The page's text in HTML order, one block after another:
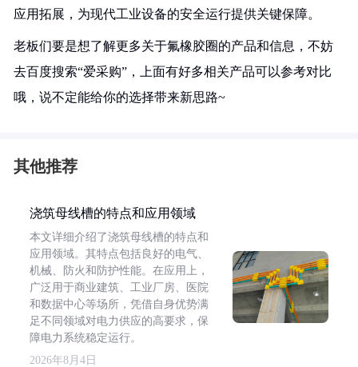
应用拓展，为现代工业设备的安全运行提供关键保障。
老板们要是想了解更多关于氟橡胶圈的产品和信息，不妨
去百度搜索“爱采购”，上面有好多相关产品可以参考对比
哦，说不定能给你的选择带来新思路~
其他推荐
浇筑母线槽的特点和应用领域
本文详细介绍了浇筑母线槽的特点和
应用领域。其特点包括良好的电气、
机械、防火和防护性能。在应用上，
广泛用于商业建筑、工业厂房、医院
和数据中心等场所，凭借自身优势满
足不同领域对电力供应的高要求，保
障电力系统稳定运行。
2026年8月4日